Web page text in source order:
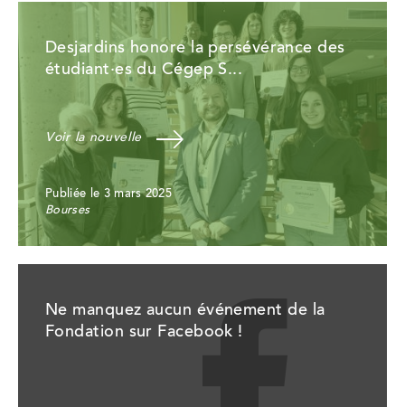
Desjardins honore la persévérance des
étudiant·es du Cégep S...
Voir la nouvelle
Publiée le 3 mars 2025
Bourses
Ne manquez aucun événement de la
Fondation sur Facebook !